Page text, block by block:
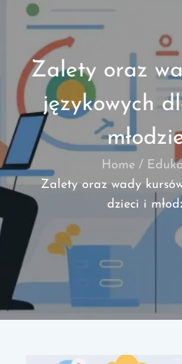
Zalety oraz
językowych
Home
Zalety oraz wady
dzieci i